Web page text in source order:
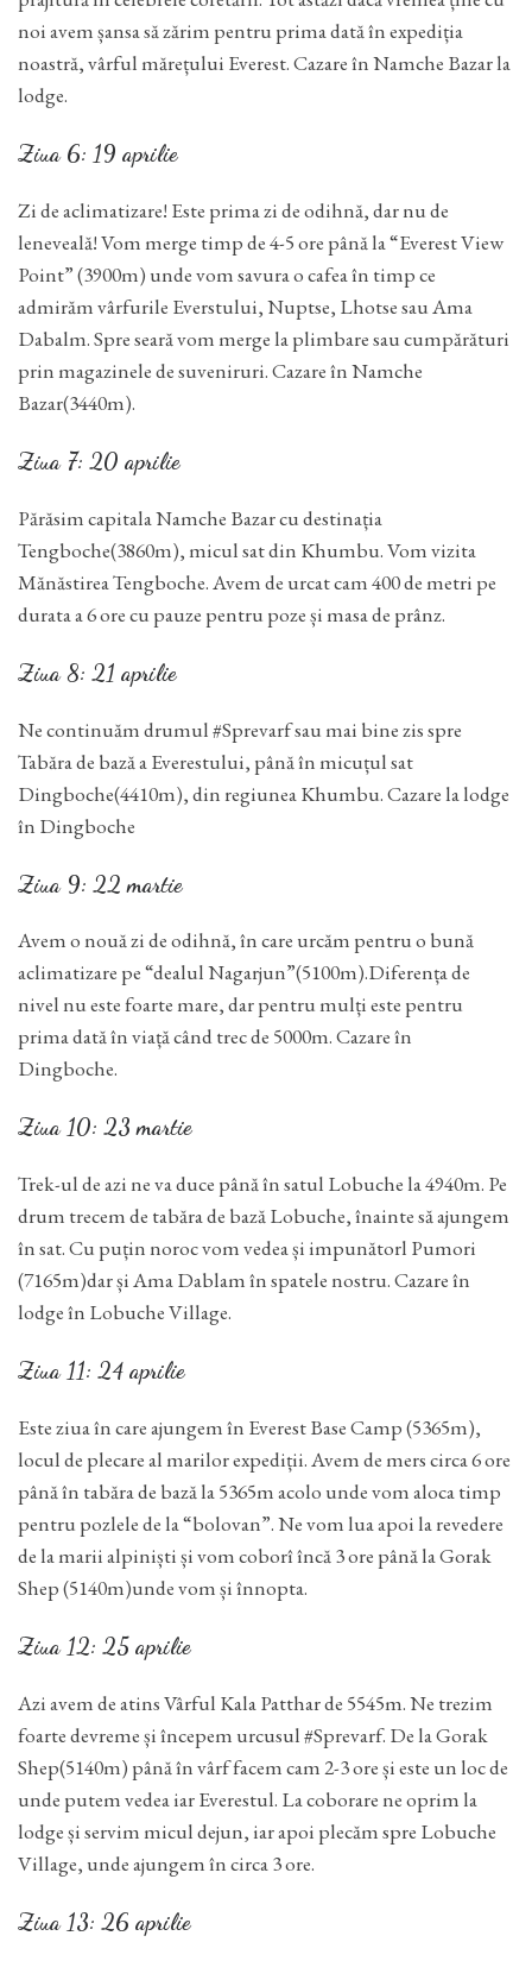
noi avem șansa să zărim pentru prima dată în expediția
noastră, vârful mărețului Everest. Cazare în Namche Bazar la
lodge.
Ziua 6: 19 aprilie
Zi de aclimatizare! Este prima zi de odihnă, dar nu de
leneveală! Vom merge timp de 4-5 ore până la “Everest View
Point” (3900m) unde vom savura o cafea în timp ce
admirăm vârfurile Everstului, Nuptse, Lhotse sau Ama
Dabalm. Spre seară vom merge la plimbare sau cumpărături
prin magazinele de suveniruri. Cazare în Namche
Bazar(3440m).
Ziua 7: 20 aprilie
Părăsim capitala Namche Bazar cu destinația
Tengboche(3860m), micul sat din Khumbu. Vom vizita
Mănăstirea Tengboche. Avem de urcat cam 400 de metri pe
durata a 6 ore cu pauze pentru poze și masa de prânz.
Ziua 8: 21 aprilie
Ne continuăm drumul #Sprevarf sau mai bine zis spre
Tabăra de bază a Everestului, până în micuțul sat
Dingboche(4410m), din regiunea Khumbu. Cazare la lodge
în Dingboche
Ziua 9: 22 martie
Avem o nouă zi de odihnă, în care urcăm pentru o bună
aclimatizare pe “dealul Nagarjun”(5100m).Diferența de
nivel nu este foarte mare, dar pentru mulți este pentru
prima dată în viață când trec de 5000m. Cazare în
Dingboche.
Ziua 10: 23 martie
Trek-ul de azi ne va duce până în satul Lobuche la 4940m. Pe
drum trecem de tabăra de bază Lobuche, înainte să ajungem
în sat. Cu puțin noroc vom vedea și impunătorl Pumori
(7165m)dar și Ama Dablam în spatele nostru. Cazare în
lodge în Lobuche Village.
Ziua 11: 24 aprilie
Este ziua în care ajungem în Everest Base Camp (5365m),
locul de plecare al marilor expediții. Avem de mers circa 6 ore
până în tabăra de bază la 5365m acolo unde vom aloca timp
pentru pozlele de la “bolovan”. Ne vom lua apoi la revedere
de la marii alpiniști și vom coborî încă 3 ore până la Gorak
Shep (5140m)unde vom și înnopta.
Ziua 12: 25 aprilie
Azi avem de atins Vârful Kala Patthar de 5545m. Ne trezim
foarte devreme și începem urcusul #Sprevarf. De la Gorak
Shep(5140m) până în vârf facem cam 2-3 ore și este un loc de
unde putem vedea iar Everestul. La coborare ne oprim la
lodge și servim micul dejun, iar apoi plecăm spre Lobuche
Village, unde ajungem în circa 3 ore.
Ziua 13: 26 aprilie